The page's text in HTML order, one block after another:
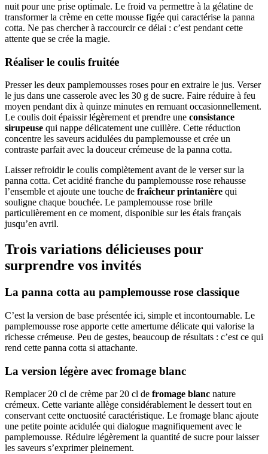
nuit pour une prise optimale. Le froid va permettre à la gélatine de
transformer la crème en cette mousse figée qui caractérise la panna
cotta. Ne pas chercher à raccourcir ce délai : c’est pendant cette
attente que se crée la magie.
Réaliser le coulis fruitée
Presser les deux pamplemousses roses pour en extraire le jus. Verser
le jus dans une casserole avec les 30 g de sucre. Faire réduire à feu
moyen pendant dix à quinze minutes en remuant occasionnellement.
Le coulis doit épaissir légèrement et prendre une consistance
sirupeuse qui nappe délicatement une cuillère. Cette réduction
concentre les saveurs acidulées du pamplemousse et crée un
contraste parfait avec la douceur crémeuse de la panna cotta.
Laisser refroidir le coulis complètement avant de le verser sur la
panna cotta. Cet acidité franche du pamplemousse rose rehausse
l’ensemble et ajoute une touche de fraîcheur printanière qui
souligne chaque bouchée. Le pamplemousse rose brille
particulièrement en ce moment, disponible sur les étals français
jusqu’en avril.
Trois variations délicieuses pour
surprendre vos invités
La panna cotta au pamplemousse rose classique
C’est la version de base présentée ici, simple et incontournable. Le
pamplemousse rose apporte cette amertume délicate qui valorise la
richesse crémeuse. Peu de gestes, beaucoup de résultats : c’est ce qui
rend cette panna cotta si attachante.
La version légère avec fromage blanc
Remplacer 20 cl de crème par 20 cl de fromage blanc nature
crémeux. Cette variante allège considérablement le dessert tout en
conservant cette onctuosité caractéristique. Le fromage blanc ajoute
une petite pointe acidulée qui dialogue magnifiquement avec le
pamplemousse. Réduire légèrement la quantité de sucre pour laisser
les saveurs s’exprimer pleinement.